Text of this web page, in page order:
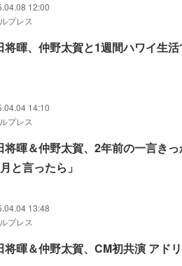
12:00
プレス
将暉、仲野太賀と1週間ハワイ生活
14:10
プレス
将暉＆仲野太賀、2年前の一言き
と言ったら」
13:48
プレス
将暉＆仲野太賀、CM初共演 アド